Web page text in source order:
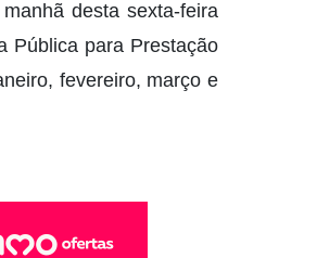
desta sexta-feira
Pública para Prestação
fevereiro, março e